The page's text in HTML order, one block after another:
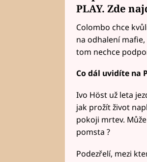
PLAY. Zde
Colombo chce
na odhalení
tom nechce
Co dál uvidíte na
Ivo Höst už leta
jak prožít život
pokoji mrtev.
pomsta ?
Podezřelí, mezi